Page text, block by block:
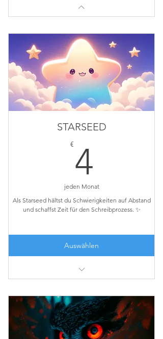
STARSEED
€ 4
jeden Monat
Als Starseed hältst du Schwierigkeiten auf Abstand
und schaffst Zeit für den Schreibprozess. ✨
Auswählen
✨ Monatliche Sneak-Peeks und Leseproben.
✨ Vorab-Reveals von Covern, Titeln und
Settings.
✨ Monatliche Updates über die Wirkung